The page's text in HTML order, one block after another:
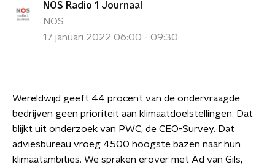
NOS Radio 1 Journaal
NOS
17 januari 2022 06:00 - 09:30
Wereldwijd geeft 44 procent van de ondervraagde
bedrijven geen prioriteit aan klimaatdoelstellingen. Dat
blijkt uit onderzoek van PWC, de CEO-Survey. Dat
adviesbureau vroeg 4500 hoogste bazen naar hun
klimaatambities. We spraken erover met Ad van Gils,